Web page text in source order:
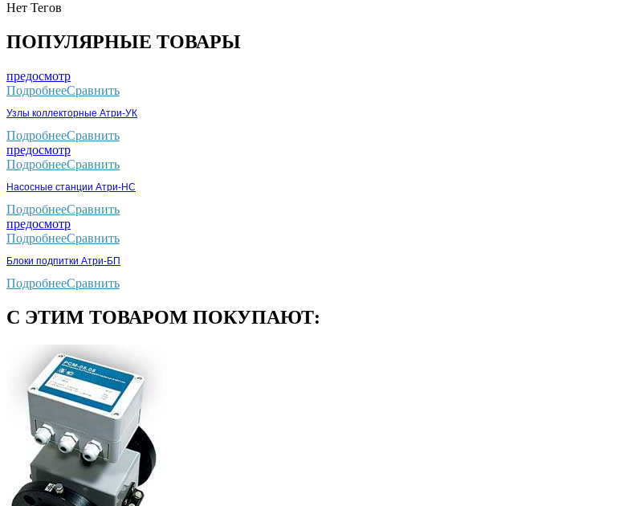
Нет Тегов
ПОПУЛЯРНЫЕ ТОВАРЫ
предосмотр
ПодробнееСравнить
Узлы коллекторные Атри-УК
ПодробнееСравнить
предосмотр
ПодробнееСравнить
Насосные станции Атри-НС
ПодробнееСравнить
предосмотр
ПодробнееСравнить
Блоки подпитки Атри-БП
ПодробнееСравнить
С ЭТИМ ТОВАРОМ ПОКУПАЮТ: